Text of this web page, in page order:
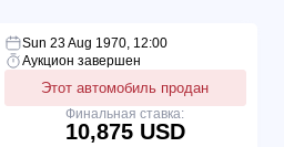
Sun 23 Aug 1970, 12:00
Аукцион завершен
Этот автомобиль продан
Финальная ставка:
10,875 USD